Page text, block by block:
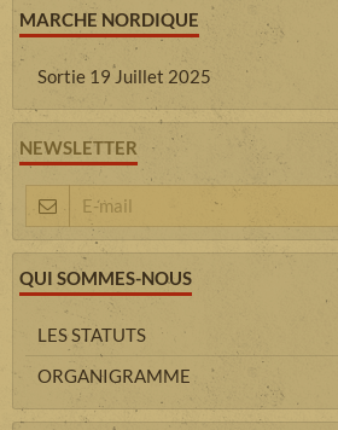
MARCHE NORDIQUE
Sortie 19 Juillet 2025
NEWSLETTER
QUI SOMMES-NOUS
LES STATUTS
ORGANIGRAMME